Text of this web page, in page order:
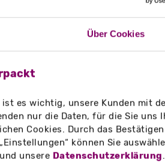
Über Cookies
es wichtig, unsere Kunden mit
nur die Daten, für die Sie uns
Cookies. Durch das
können Sie
und unsere Datenschutzerklärung.